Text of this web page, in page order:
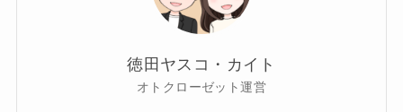
徳田ヤスコ・カイト
オトクローゼット運営